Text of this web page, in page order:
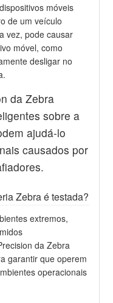
móveis
de um veículo
vez, pode causar
móvel, como
desligar no
da Zebra
sobre a
ajudá-lo
causados ​​por
Zebra é testada?
extremos,
da Zebra
garantir que operem
operacionais